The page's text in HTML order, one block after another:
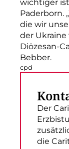
wichtiger
Paderborn.
die wir
der
Diözesan-
Bebber.
cpd
Der
die